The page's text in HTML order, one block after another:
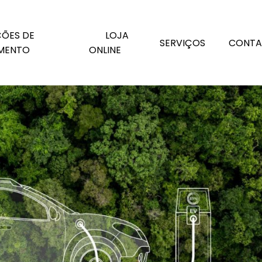
DE
LOJA
ONLINE
SERVIÇOS
social corporativa